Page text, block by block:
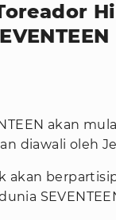
akan
diawali oleh
akan
SEVENTEEN